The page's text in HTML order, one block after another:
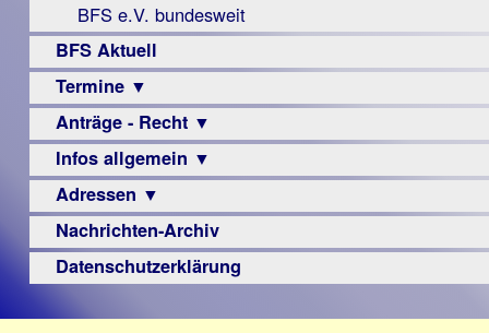
BFS e.V. bundesweit
BFS Aktuell
Termine ▼
Veranstaltungsprogramme
Anträge - Recht ▼
Archiv
Urteile
Infos allgemein ▼
Sehbehinderung
Frühförderung
Schule
–
Adressen ▼
Augenoptiker
Berufsbildungswerke
Nachrichten-Archiv
Datenschutzerklärung